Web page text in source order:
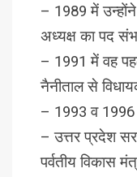
– 1989 में
अध्यक्ष का पद
– 1991 में वह
नैनीताल से
– 1993 व 1996
– उत्तर प्रदेश
पर्वतीय विकास